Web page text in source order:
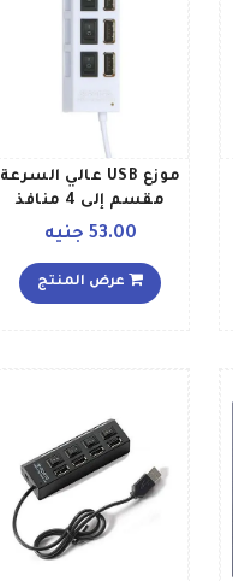
موزع USB عالي السرعة
مقسم إلى 4 منافذ
أبيض\فضي\أسود
53.00 جنيه
عرض المنتج